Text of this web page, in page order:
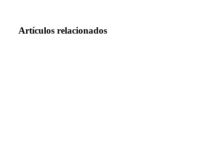
Artículos relacionados